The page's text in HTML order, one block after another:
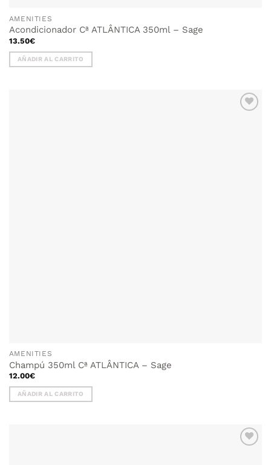
AMENITIES
Acondicionador Cª ATLÂNTICA 350ml – Sage
13.50€
AÑADIR AL CARRITO
AMENITIES
Champú 350ml Cª ATLÂNTICA – Sage
12.00€
AÑADIR AL CARRITO